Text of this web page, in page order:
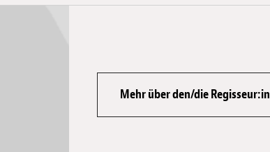
Mehr über den/die Regisseur:in